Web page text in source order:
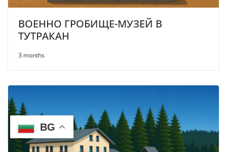
ВОЕННО ГРОБИЩЕ-МУЗЕЙ В
ТУТРАКАН
3 months
BG